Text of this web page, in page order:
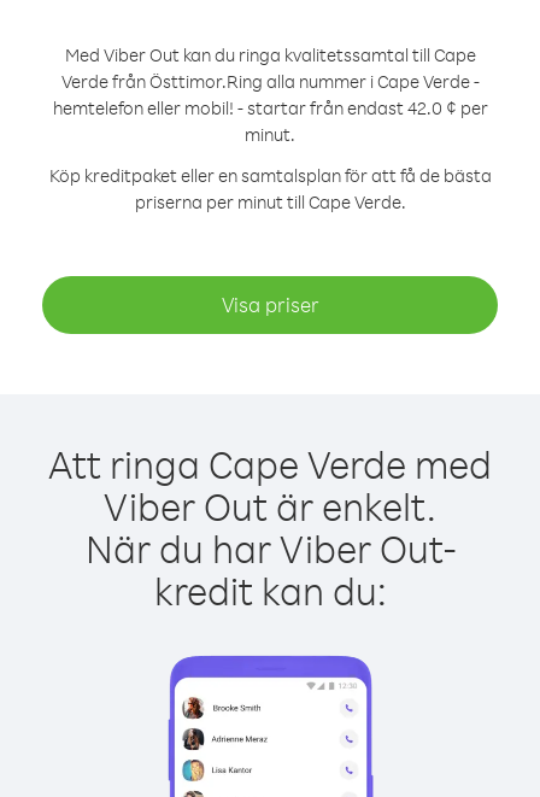
Med Viber Out kan du ringa kvalitetssamtal till Cape
Verde från Östtimor.Ring alla nummer i Cape Verde -
hemtelefon eller mobil! - startar från endast 42.0 ¢ per
minut.
Köp kreditpaket eller en samtalsplan för att få de bästa
priserna per minut till Cape Verde.
Visa priser
Att ringa Cape Verde med
Viber Out är enkelt.
När du har Viber Out-
kredit kan du: